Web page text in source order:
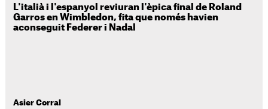
L'italià i l'espanyol reviuran l'èpica final de Roland
Garros en Wimbledon, fita que només havien
aconseguit Federer i Nadal
Asier Corral